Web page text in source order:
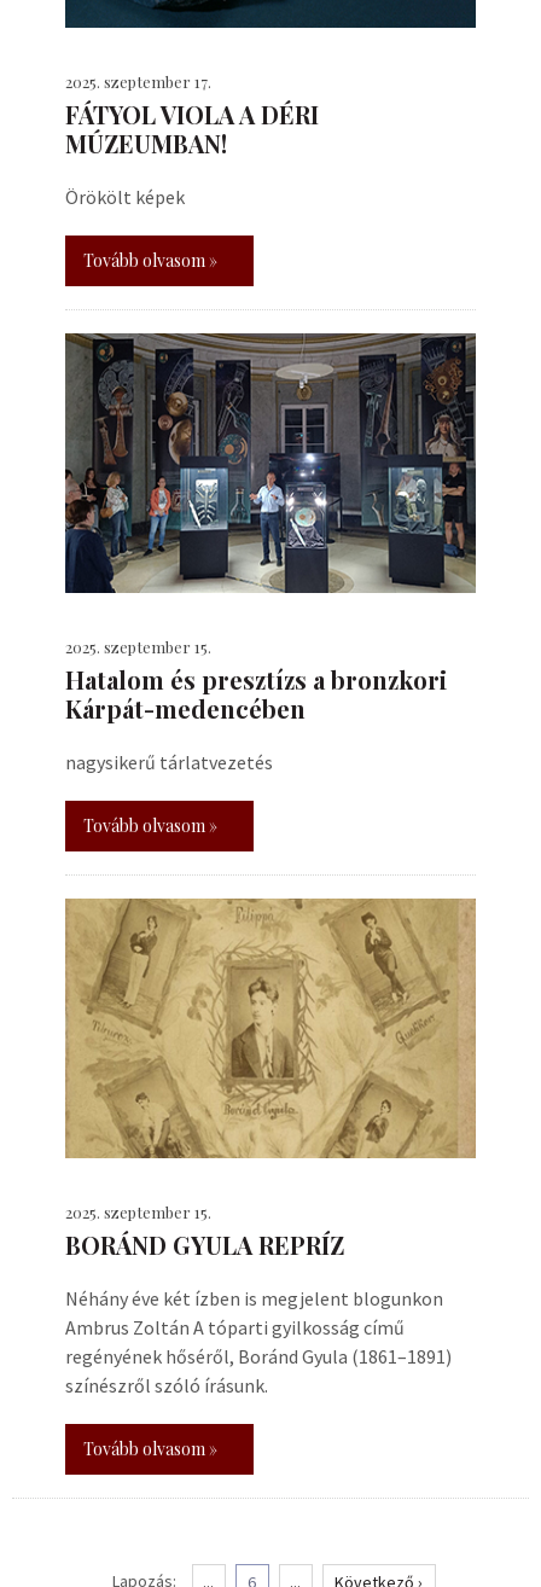
2025. szeptember 17.
FÁTYOL VIOLA A DÉRI
MÚZEUMBAN!
Örökölt képek
Tovább olvasom »
2025. szeptember 15.
Hatalom és presztízs a bronzkori
Kárpát-medencében
nagysikerű tárlatvezetés
Tovább olvasom »
2025. szeptember 15.
BORÁND GYULA REPRÍZ
Néhány éve két ízben is megjelent blogunkon
Ambrus Zoltán A tóparti gyilkosság című
regényének hőséről, Boránd Gyula (1861–1891)
színészről szóló írásunk.
Tovább olvasom »
Lapozás: ... 6 ... Következő ›